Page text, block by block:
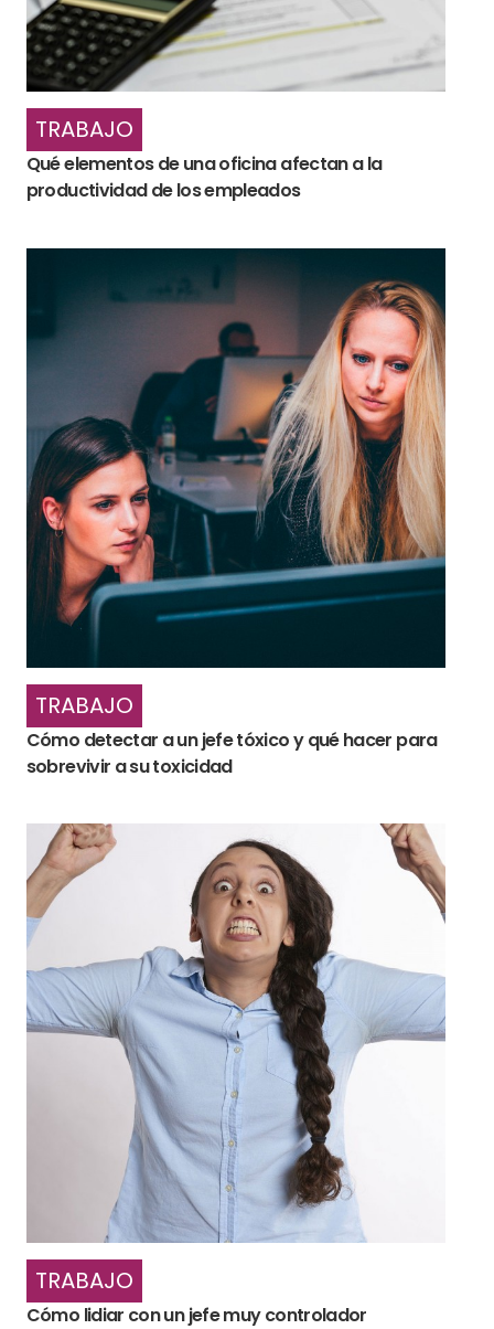
TRABAJO
Qué elementos de una oficina afectan a la
productividad de los empleados
TRABAJO
Cómo detectar a un jefe tóxico y qué hacer para
sobrevivir a su toxicidad
TRABAJO
Cómo lidiar con un jefe muy controlador